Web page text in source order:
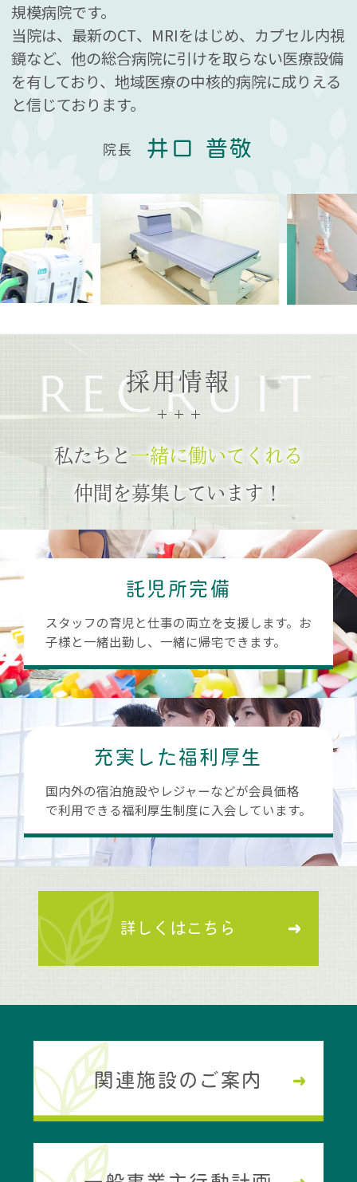
規模病院です。
当院は、最新のCT、MRIをはじめ、カプセル内視
鏡など、他の総合病院に引けを取らない医療設備
を有しており、地域医療の中核的病院に成りえる
と信じております。
院長 井口 普敬
採用情報
RECRUIT
私たちと 一緒に働いてくれる
仲間を募集しています！
託児所完備
スタッフの育児と仕事の両立を支援します。お
子様と一緒出勤し、一緒に帰宅できます。
充実した福利厚生
国内外の宿泊施設やレジャーなどが会員価格
で利用できる福利厚生制度に入会しています。
詳しくはこちら
関連施設のご案内